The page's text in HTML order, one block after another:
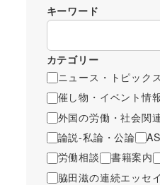
キーワード
カテゴリー
ニュース・トピックス
催し物・イベント情
外国の労働・社会関
論説-私論・公論
労働相談
書籍案内
脇田滋の連続エッセイ